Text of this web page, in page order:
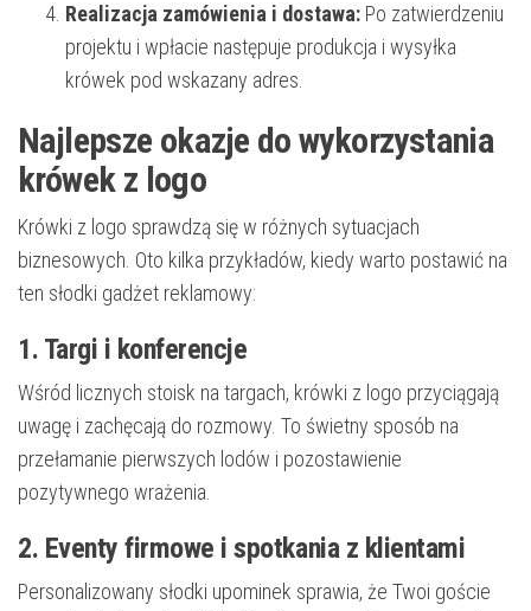
Realizacja zamówienia i dostawa: Po zatwierdzeniu
projektu i wpłacie następuje produkcja i wysyłka
krówek pod wskazany adres.
Najlepsze okazje do wykorzystania
krówek z logo
Krówki z logo sprawdzą się w różnych sytuacjach
biznesowych. Oto kilka przykładów, kiedy warto postawić na
ten słodki gadżet reklamowy:
1. Targi i konferencje
Wśród licznych stoisk na targach, krówki z logo przyciągają
uwagę i zachęcają do rozmowy. To świetny sposób na
przełamanie pierwszych lodów i pozostawienie
pozytywnego wrażenia.
2. Eventy firmowe i spotkania z klientami
Personalizowany słodki upominek sprawia, że Twoi goście